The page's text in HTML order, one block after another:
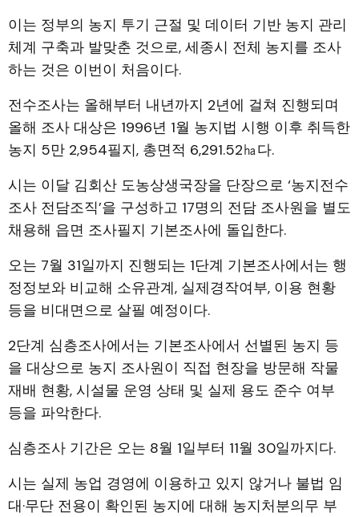
이는 정부의 농지 투기 근절 및 데이터 기반 농지 관리
체계 구축과 발맞춘 것으로, 세종시 전체 농지를 조사
하는 것은 이번이 처음이다.
전수조사는 올해부터 내년까지 2년에 걸쳐 진행되며
올해 조사 대상은 1996년 1월 농지법 시행 이후 취득한
농지 5만 2,954필지, 총면적 6,291.52㏊다.
시는 이달 김회산 도농상생국장을 단장으로 ‘농지전수
조사 전담조직’을 구성하고 17명의 전담 조사원을 별도
채용해 읍면 조사필지 기본조사에 돌입한다.
오는 7월 31일까지 진행되는 1단계 기본조사에서는 행
정정보와 비교해 소유관계, 실제경작여부, 이용 현황
등을 비대면으로 살필 예정이다.
2단계 심층조사에서는 기본조사에서 선별된 농지 등
을 대상으로 농지 조사원이 직접 현장을 방문해 작물
재배 현황, 시설물 운영 상태 및 실제 용도 준수 여부
등을 파악한다.
심층조사 기간은 오는 8월 1일부터 11월 30일까지다.
시는 실제 농업 경영에 이용하고 있지 않거나 불법 임
대·무단 전용이 확인된 농지에 대해 농지처분의무 부